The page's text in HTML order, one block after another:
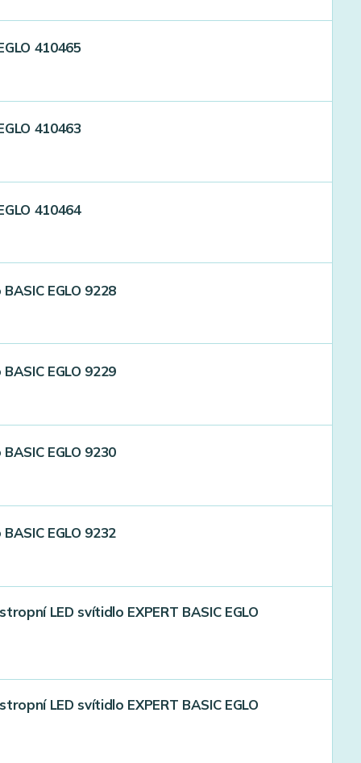
410465
410463
410464
EGLO 9228
EGLO 9229
EGLO 9230
EGLO 9232
LED svítidlo EXPERT BASIC EGLO
LED svítidlo EXPERT BASIC EGLO